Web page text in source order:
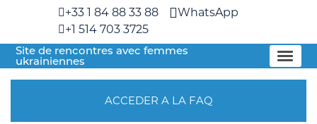
+33 1 84 88 33 88
+1 514 703 3725
WhatsApp
Site de rencontres avec femmes
ukrainiennes
ACCEDER A LA FAQ